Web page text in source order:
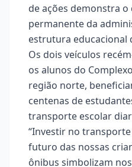
de ações demonstra
permanente da
estrutura educacional
Os dois veículos
os alunos do
região norte,
centenas de
transporte escolar
“Investir no
futuro das nossas
ônibus simbolizam